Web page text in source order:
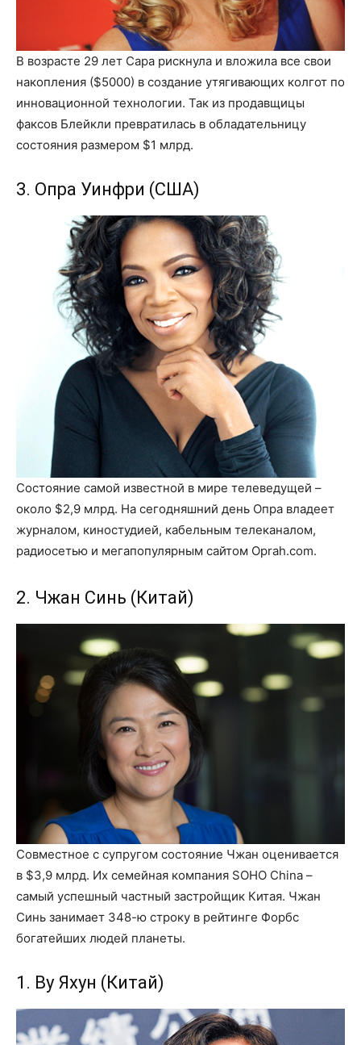
В возрасте 29 лет Сара рискнула и вложила все свои
накопления ($5000) в создание утягивающих колгот по
инновационной технологии. Так из продавщицы
факсов Блейкли превратилась в обладательницу
состояния размером $1 млрд.
3. Опра Уинфри (США)
Состояние самой известной в мире телеведущей –
около $2,9 млрд. На сегодняшний день Опра владеет
журналом, киностудией, кабельным телеканалом,
радиосетью и мегапопулярным сайтом Oprah.com.
2. Чжан Синь (Китай)
Совместное с супругом состояние Чжан оценивается
в $3,9 млрд. Их семейная компания SOHO China –
самый успешный частный застройщик Китая. Чжан
Синь занимает 348-ю строку в рейтинге Форбс
богатейших людей планеты.
1. Ву Яхун (Китай)